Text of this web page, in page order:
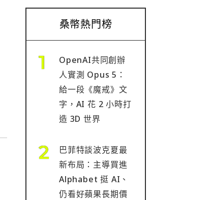
桑幣熱門榜
OpenAI共同創辦
人實測 Opus 5：
給一段《魔戒》文
字，AI 花 2 小時打
造 3D 世界
巴菲特談波克夏最
新布局：主導買進
Alphabet 挺 AI、
仍看好蘋果長期價